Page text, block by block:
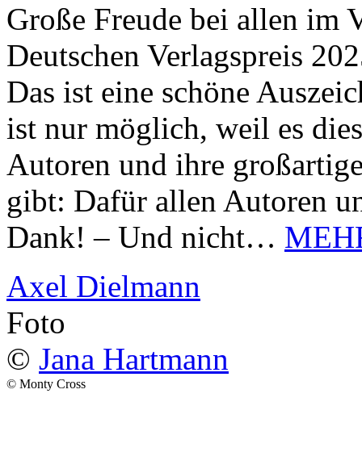
Große Freude bei allen im
Deutschen Verlagspreis
Das ist eine schöne
ist nur möglich, weil es
Autoren und ihre
gibt: Dafür allen Autoren
Dank! – Und nicht…
Axel Dielmann
Foto
© Jana Hartmann
© Monty Cross